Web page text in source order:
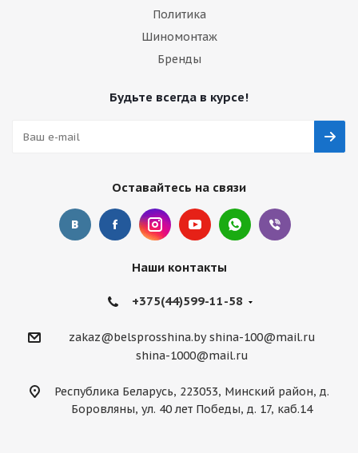
Политика
Шиномонтаж
Бренды
Будьте всегда в курсе!
Оставайтесь на связи
Наши контакты
+375(44)599-11-58
zakaz@belsprosshina.by shina-100@mail.ru
shina-1000@mail.ru
Республика Беларусь, 223053, Минский район, д.
Боровляны, ул. 40 лет Победы, д. 17, каб.14